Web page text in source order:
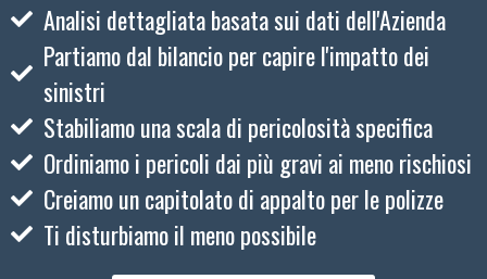
Analisi dettagliata basata sui dati dell'Azienda
Partiamo dal bilancio per capire l'impatto dei
sinistri
Stabiliamo una scala di pericolosità specifica
Ordiniamo i pericoli dai più gravi ai meno rischiosi
Creiamo un capitolato di appalto per le polizze
Ti disturbiamo il meno possibile